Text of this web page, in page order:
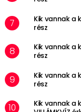
Kik vannak a
rész
Kik vannak a
rész
Kik vannak a
rész
Kik vannak a